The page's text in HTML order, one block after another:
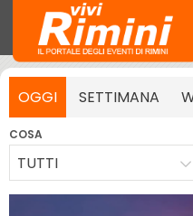
OGGI SETTIMANA
COSA
TUTTI